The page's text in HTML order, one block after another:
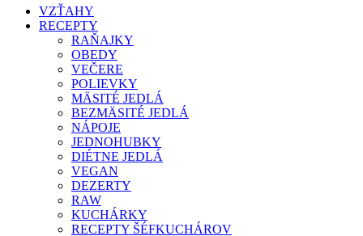
VZŤAHY
RECEPTY
RAŇAJKY
OBEDY
VEČERE
POLIEVKY
MÄSITÉ JEDLÁ
BEZMÄSITÉ JEDLÁ
NÁPOJE
JEDNOHUBKY
DIÉTNE JEDLÁ
VEGAN
DEZERTY
RAW
KUCHÁRKY
RECEPTY ŠÉFKUCHÁROV